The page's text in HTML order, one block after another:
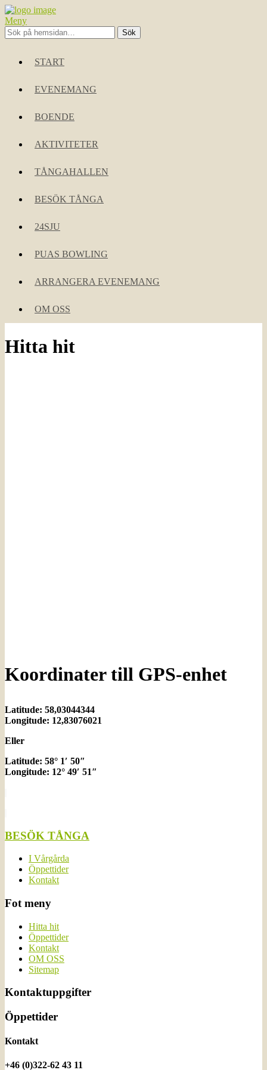
Meny
START
EVENEMANG
BOENDE
AKTIVITETER
TÅNGAHALLEN
BESÖK TÅNGA
24SJU
PUAS BOWLING
ARRANGERA EVENEMANG
OM OSS
Hitta hit
Koordinater till GPS-enhet
Latitude: 58,03044344
Longitude: 12,83076021
Eller
Latitude: 58° 1′ 50″
Longitude: 12° 49′ 51″
BESÖK TÅNGA
I Vårgårda
Öppettider
Kontakt
Fot meny
Hitta hit
Öppettider
Kontakt
OM OSS
Sitemap
Kontaktuppgifter
Öppettider
Kontakt
+46 (0)322-62 43 11